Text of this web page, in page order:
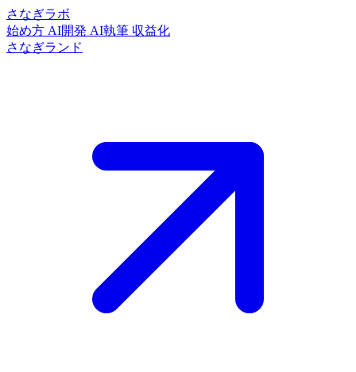
さなぎラボ
始め方 AI開発 AI執筆 収益化
さなぎランド